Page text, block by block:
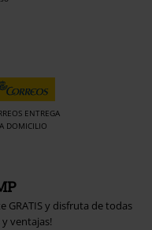
ENTREGA
A DOMICILIO
GRATIS y disfruta de todas
ventajas!